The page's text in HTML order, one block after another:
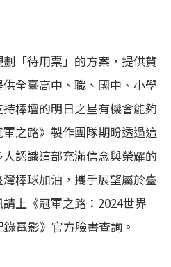
「待用票」的方案，提供贊
全臺高中、職、國中、小學
棒壇的明日之星有機會能夠
之路》製作團隊期盼透過這
認識這部充滿信念與榮耀的
棒球加油，攜手展望屬於臺
上《冠軍之路：2024世界
電影》官方臉書查詢。